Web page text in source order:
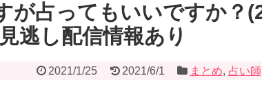
が占ってもいいですか？
逃し配信情報あり
2021/1/25 2021/6/1 まとめ, 占い師